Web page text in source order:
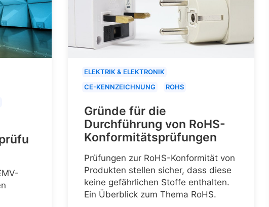
ELEKTRIK & ELEKTRONIK
CE-KENNZEICHNUNG
ROHS
Gründe für die
Durchführung von RoHS-
Konformitätsprüfungen
Prüfungen zur RoHS-Konformität von
Produkten stellen sicher, dass diese
keine gefährlichen Stoffe enthalten.
Ein Überblick zum Thema RoHS.